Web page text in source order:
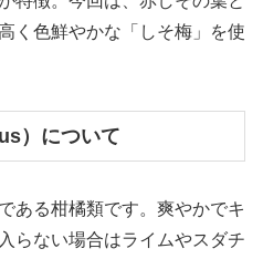
く色鮮やかな「しそ梅」を使
）について
ある柑橘類です。爽やかでキ
らない場合はライムやスダチ